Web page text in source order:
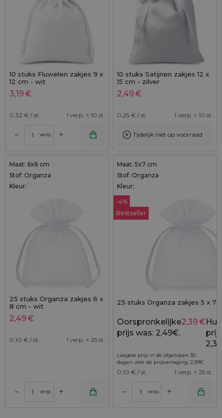
10 stuks Fluwelen zakjes 9 x
12 cm - wit
3,19€
0,32 € / st. 1 verp. = 10 st.
– verp. +
10 stuks Satijnen zakjes 12 x
15 cm - zilver
2,49€
0,25 € / st. 1 verp. = 10 st.
Tijdelijk niet op voorraad
Maat: 6x8 cm
Stof: Organza
Kleur:
25 stuks Organza zakjes 6 x
8 cm - wit
2,49€
0,10 € / st. 1 verp. = 25 st.
– verp. +
Maat: 5x7 cm
Stof: Organza
Kleur:
Bestseller
-4%
25 stuks Organza zakjes 5 x 7
Oorspronkelijke
prijs was: 2,49€.
2,39€
Laagste prijs in de afgelopen 30
dagen vóór de prijsverlaging:2,39€.
0,10 € / st. 1 verp. = 25 st.
– verp. +